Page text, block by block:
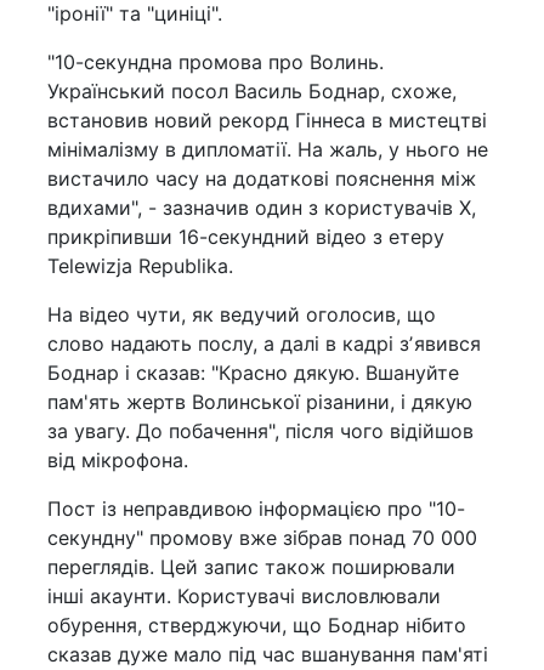
"іронії" та "циніці".
"10-секундна промова про Волинь.
Український посол Василь Боднар, схоже,
встановив новий рекорд Гіннеса в мистецтві
мінімалізму в дипломатії. На жаль, у нього не
вистачило часу на додаткові пояснення між
вдихами", - зазначив один з користувачів X,
прикріпивши 16-секундний відео з етеру
Telewizja Republika.
На відео чути, як ведучий оголосив, що
слово надають послу, а далі в кадрі зʼявився
Боднар і сказав: "Красно дякую. Вшануйте
пам'ять жертв Волинської різанини, і дякую
за увагу. До побачення", після чого відійшов
від мікрофона.
Пост із неправдивою інформацією про "10-
секундну" промову вже зібрав понад 70 000
переглядів. Цей запис також поширювали
інші акаунти. Користувачі висловлювали
обурення, стверджуючи, що Боднар нібито
сказав дуже мало під час вшанування пам'яті